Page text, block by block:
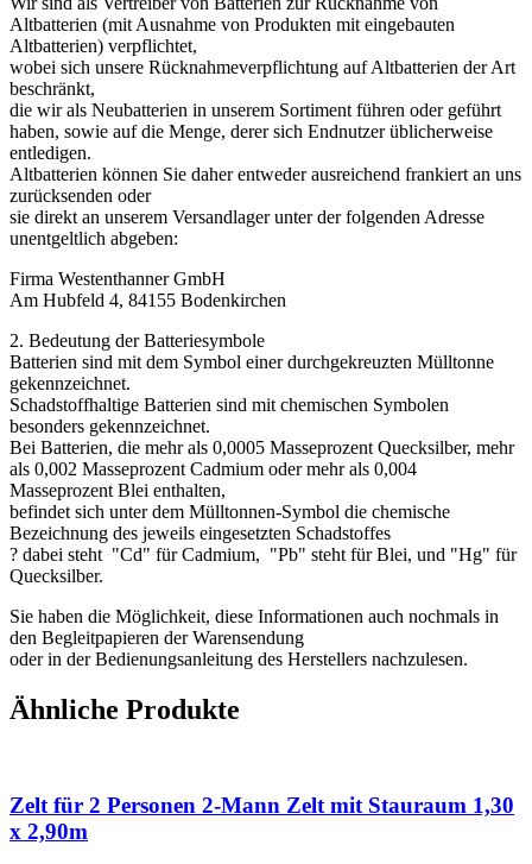
Altbatterien (mit Ausnahme von Produkten mit eingebauten
Altbatterien) verpflichtet,
wobei sich unsere Rücknahmeverpflichtung auf Altbatterien der Art
beschränkt,
die wir als Neubatterien in unserem Sortiment führen oder geführt
haben, sowie auf die Menge, derer sich Endnutzer üblicherweise
entledigen.
Altbatterien können Sie daher entweder ausreichend frankiert an uns
zurücksenden oder
sie direkt an unserem Versandlager unter der folgenden Adresse
unentgeltlich abgeben:
Firma Westenthanner GmbH
Am Hubfeld 4, 84155 Bodenkirchen
2. Bedeutung der Batteriesymbole
Batterien sind mit dem Symbol einer durchgekreuzten Mülltonne
gekennzeichnet.
Schadstoffhaltige Batterien sind mit chemischen Symbolen
besonders gekennzeichnet.
Bei Batterien, die mehr als 0,0005 Masseprozent Quecksilber, mehr
als 0,002 Masseprozent Cadmium oder mehr als 0,004
Masseprozent Blei enthalten,
befindet sich unter dem Mülltonnen-Symbol die chemische
Bezeichnung des jeweils eingesetzten Schadstoffes
? dabei steht "Cd" für Cadmium, "Pb" steht für Blei, und "Hg" für
Quecksilber.
Sie haben die Möglichkeit, diese Informationen auch nochmals in
den Begleitpapieren der Warensendung
oder in der Bedienungsanleitung des Herstellers nachzulesen.
Ähnliche Produkte
Zelt für 2 Personen 2-Mann Zelt mit Stauraum 1,30
x 2,90m